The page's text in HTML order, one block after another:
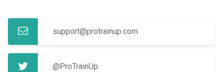
support@protrainup.com
@ProTrainUp